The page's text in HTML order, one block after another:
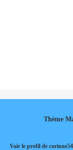
Thème
Voir le profil de corinne54